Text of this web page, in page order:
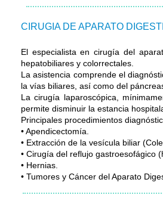
CIRUGIA DE APARATO
El especialista en cirugía del
hepatobiliares y colorrectales.
La asistencia comprende el
la vías biliares, así como del
La cirugía laparoscópica,
permite disminuir la estancia
Principales procedimientos
• Apendicectomía.
• Extracción de la vesícula biliar
• Cirugía del reflujo gastroesofágico
• Hernias.
• Tumores y Cáncer del Aparato